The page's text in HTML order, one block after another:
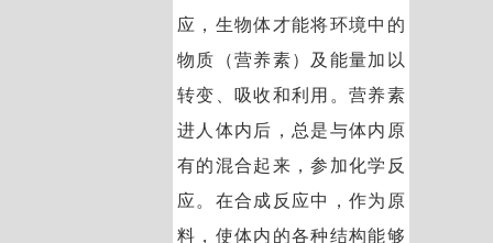
应，生物体才能将环境中的
物质（营养素）及能量加以
转变、吸收和利用。营养素
进人体内后，总是与体内原
有的混合起来，参加化学反
应。在合成反应中，作为原
料，使体内的各种结构能够